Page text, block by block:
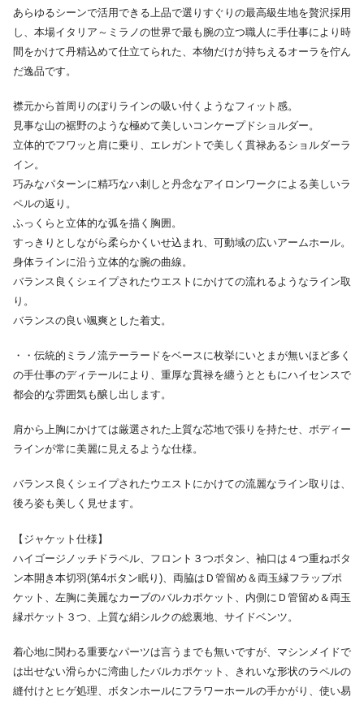
あらゆるシーンで活用できる上品で選りすぐりの最高級生地を贅沢採用
し、本場イタリア～ミラノの世界で最も腕の立つ職人に手仕事により時
間をかけて丹精込めて仕立てられた、本物だけが持ちえるオーラを佇ん
だ逸品です。
襟元から首周りのぼりラインの吸い付くようなフィット感。
見事な山の裾野のような極めて美しいコンケープドショルダー。
立体的でフワッと肩に乗り、エレガントで美しく貫禄あるショルダーラ
イン。
巧みなパターンに精巧なハ刺しと丹念なアイロンワークによる美しいラ
ペルの返り。
ふっくらと立体的な弧を描く胸囲。
すっきりとしながら柔らかくいせ込まれ、可動域の広いアームホール。
身体ラインに沿う立体的な腕の曲線。
バランス良くシェイプされたウエストにかけての流れるようなライン取
り。
バランスの良い颯爽とした着丈。
・・伝統的ミラノ流テーラードをベースに枚挙にいとまが無いほど多く
の手仕事のディテールにより、重厚な貫禄を纏うとともにハイセンスで
都会的な雰囲気も醸し出します。
肩から上胸にかけては厳選された上質な芯地で張りを持たせ、ボディー
ラインが常に美麗に見えるような仕様。
バランス良くシェイプされたウエストにかけての流麗なライン取りは、
後ろ姿も美しく見せます。
【ジャケット仕様】
ハイゴージノッチドラペル、フロント３つボタン、袖口は４つ重ねボタ
ン本開き本切羽(第4ボタン眠り)、両脇はＤ管留め＆両玉縁フラップポ
ケット、左胸に美麗なカーブのバルカポケット、内側にＤ管留め＆両玉
縁ポケット３つ、上質な絹シルクの総裏地、サイドベンツ。
着心地に関わる重要なパーツは言うまでも無いですが、マシンメイドで
は出せない滑らかに湾曲したバルカポケット、きれいな形状のラペルの
縫付けとヒゲ処理、ボタンホールにフラワーホールの手かがり、使い易